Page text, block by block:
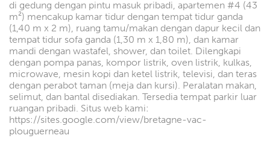
di gedung dengan pintu masuk pribadi, apartemen #4 (43
m²) mencakup kamar tidur dengan tempat tidur ganda
(1,40 m x 2 m), ruang tamu/makan dengan dapur kecil dan
tempat tidur sofa ganda (1,30 m x 1,80 m), dan kamar
mandi dengan wastafel, shower, dan toilet. Dilengkapi
dengan pompa panas, kompor listrik, oven listrik, kulkas,
microwave, mesin kopi dan ketel listrik, televisi, dan teras
dengan perabot taman (meja dan kursi). Peralatan makan,
selimut, dan bantal disediakan. Tersedia tempat parkir luar
ruangan pribadi. Situs web kami:
https://sites.google.com/view/bretagne-vac-
plouguerneau